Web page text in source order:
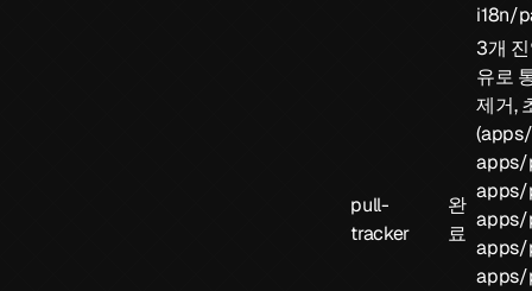
i18n/
pull-
tracker
완
료
3개
유로
제거,
(
apps/
apps/
apps/
apps/
apps/